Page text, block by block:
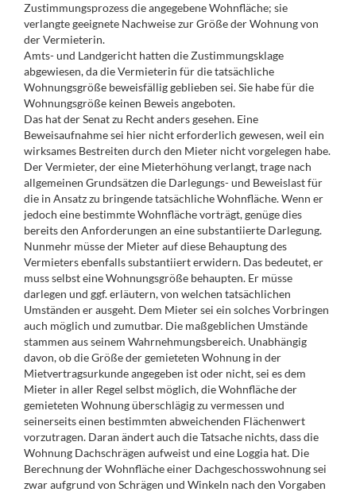
Zustimmungsprozess die angegebene Wohnfläche; sie
verlangte geeignete Nachweise zur Größe der Wohnung von
der Vermieterin.
Amts- und Landgericht hatten die Zustimmungsklage
abgewiesen, da die Vermieterin für die tatsächliche
Wohnungsgröße beweisfällig geblieben sei. Sie habe für die
Wohnungsgröße keinen Beweis angeboten.
Das hat der Senat zu Recht anders gesehen. Eine
Beweisaufnahme sei hier nicht erforderlich gewesen, weil ein
wirksames Bestreiten durch den Mieter nicht vorgelegen habe.
Der Vermieter, der eine Mieterhöhung verlangt, trage nach
allgemeinen Grundsätzen die Darlegungs- und Beweislast für
die in Ansatz zu bringende tatsächliche Wohnfläche. Wenn er
jedoch eine bestimmte Wohnfläche vorträgt, genüge dies
bereits den Anforderungen an eine substantiierte Darlegung.
Nunmehr müsse der Mieter auf diese Behauptung des
Vermieters ebenfalls substantiiert erwidern. Das bedeutet, er
muss selbst eine Wohnungsgröße behaupten. Er müsse
darlegen und ggf. erläutern, von welchen tatsächlichen
Umständen er ausgeht. Dem Mieter sei ein solches Vorbringen
auch möglich und zumutbar. Die maßgeblichen Umstände
stammen aus seinem Wahrnehmungsbereich. Unabhängig
davon, ob die Größe der gemieteten Wohnung in der
Mietvertragsurkunde angegeben ist oder nicht, sei es dem
Mieter in aller Regel selbst möglich, die Wohnfläche der
gemieteten Wohnung überschlägig zu vermessen und
seinerseits einen bestimmten abweichenden Flächenwert
vorzutragen. Daran ändert auch die Tatsache nichts, dass die
Wohnung Dachschrägen aufweist und eine Loggia hat. Die
Berechnung der Wohnfläche einer Dachgeschosswohnung sei
zwar aufgrund von Schrägen und Winkeln nach den Vorgaben